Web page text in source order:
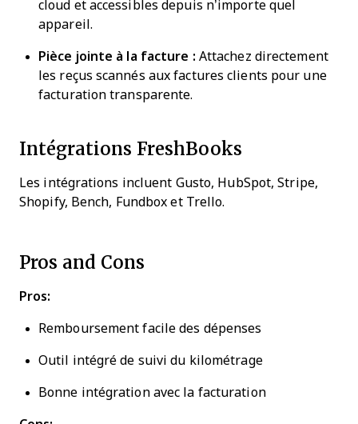
cloud et accessibles depuis n’importe quel
appareil.
Pièce jointe à la facture : Attachez directement
les reçus scannés aux factures clients pour une
facturation transparente.
Intégrations FreshBooks
Les intégrations incluent Gusto, HubSpot, Stripe,
Shopify, Bench, Fundbox et Trello.
Pros and Cons
Pros:
Remboursement facile des dépenses
Outil intégré de suivi du kilométrage
Bonne intégration avec la facturation